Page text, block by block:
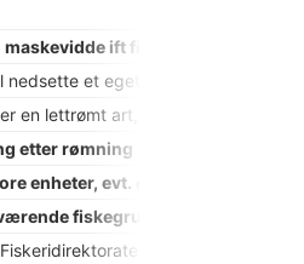
ift fiskestørrelse og
nedsette et eget utvalg for å gå
en lettrømt art, samtidig som den
etter rømning
enheter, evt. øvre grense for
fiskegrupper ved
Fiskeridirektoratet ønsker å gå